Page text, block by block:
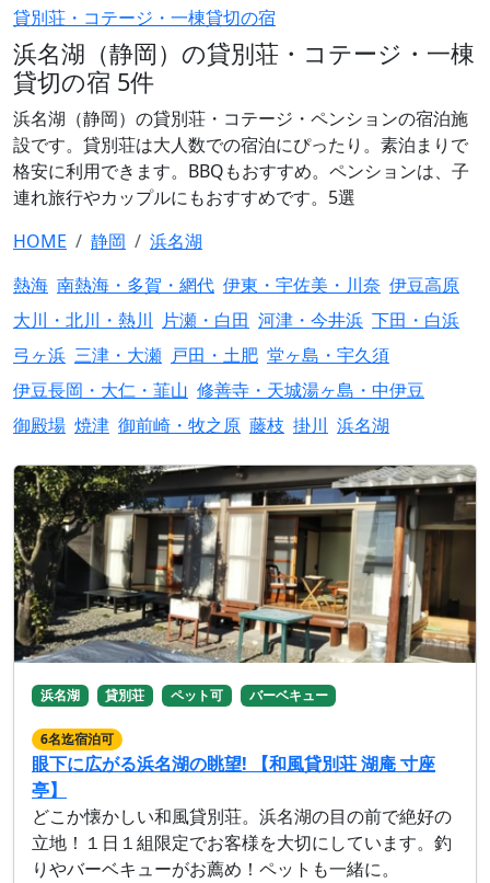
貸別荘・コテージ・一棟貸切の宿
浜名湖（静岡）の貸別荘・コテージ・一棟
貸切の宿 5件
浜名湖（静岡）の貸別荘・コテージ・ペンションの宿泊施
設です。貸別荘は大人数での宿泊にぴったり。素泊まりで
格安に利用できます。BBQもおすすめ。ペンションは、子
連れ旅行やカップルにもおすすめです。5選
HOME
静岡
浜名湖
熱海 南熱海・多賀・網代 伊東・宇佐美・川奈 伊豆高原
大川・北川・熱川 片瀬・白田 河津・今井浜 下田・白浜
弓ヶ浜 三津・大瀬 戸田・土肥 堂ヶ島・宇久須
伊豆長岡・大仁・韮山 修善寺・天城湯ヶ島・中伊豆
御殿場 焼津 御前崎・牧之原 藤枝 掛川 浜名湖
浜名湖 貸別荘 ペット可 バーベキュー
6名迄宿泊可
眼下に広がる浜名湖の眺望! 【和風貸別荘 湖庵 寸座
亭】
どこか懐かしい和風貸別荘。浜名湖の目の前で絶好の
立地！１日１組限定でお客様を大切にしています。釣
りやバーベキューがお薦め！ペットも一緒に。